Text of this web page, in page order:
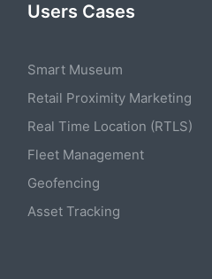
Users Cases
Smart Museum
Retail Proximity Marketing
Real Time Location (RTLS)
Fleet Management
Geofencing
Asset Tracking